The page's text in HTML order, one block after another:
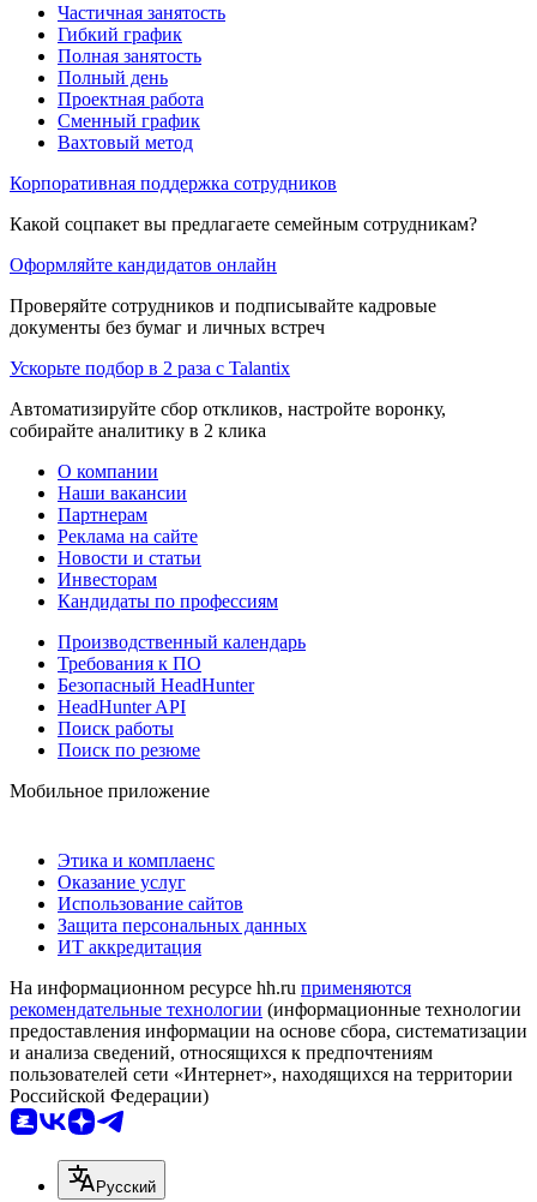
Частичная занятость
Гибкий график
Полная занятость
Полный день
Проектная работа
Сменный график
Вахтовый метод
Корпоративная поддержка сотрудников
Какой соцпакет вы предлагаете семейным сотрудникам?
Оформляйте кандидатов онлайн
Проверяйте сотрудников и подписывайте кадровые
документы без бумаг и личных встреч
Ускорьте подбор в 2 раза с Talantix
Автоматизируйте сбор откликов, настройте воронку,
собирайте аналитику в 2 клика
О компании
Наши вакансии
Партнерам
Реклама на сайте
Новости и статьи
Инвесторам
Кандидаты по профессиям
Производственный календарь
Требования к ПО
Безопасный HeadHunter
HeadHunter API
Поиск работы
Поиск по резюме
Мобильное приложение
Этика и комплаенс
Оказание услуг
Использование сайтов
Защита персональных данных
ИТ аккредитация
На информационном ресурсе hh.ru применяются
рекомендательные технологии (информационные технологии
предоставления информации на основе сбора, систематизации
и анализа сведений, относящихся к предпочтениям
пользователей сети «Интернет», находящихся на территории
Российской Федерации)
Русский